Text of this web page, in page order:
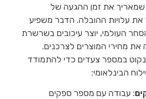
את זמן ההגעה של
את עלויות ההובלה. הדבר משפיע
העולמי, יוצר עיכובים בשרשרת
מחירי המוצרים לצרכנים.
במספר צעדים כדי להתמודד
הבינלאומי:
: עבודה עם מספר ספקים